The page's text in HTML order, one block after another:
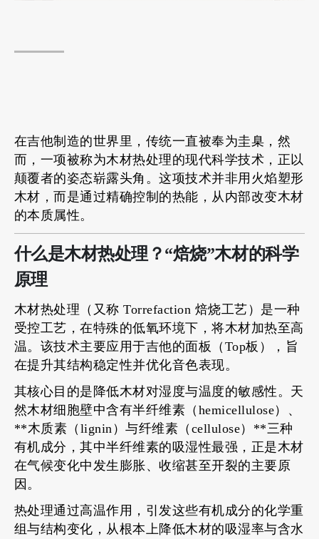
在吉他制造的世界里，传统一直被奉为圭臬，然
而，一项被称为木材热处理的现代科学技术，正以
颠覆者的姿态崭露头角。这项技术并非用火焰塑形
木材，而是通过精确控制的热能，从内部改变木材
的本质属性。
什么是木材热处理？“焙烧”木材的科学
原理
木材热处理（又称 Torrefaction 焙烧工艺）是一种
受控工艺，在特殊的低氧环境下，将木材加热至高
温。该技术主要应用于吉他的面板（Top板），旨
在提升其结构稳定性并优化音色表现。
其核心目的是降低木材对湿度与温度的敏感性。天
然木材细胞壁中含有半纤维素（hemicellulose）、
**木质素（lignin）与纤维素（cellulose）**三种
有机成分，其中半纤维素的吸湿性最强，正是木材
在气候变化中发生膨胀、收缩甚至开裂的主要原
因。
热处理通过高温作用，引发这些有机成分的化学重
组与结构变化，从根本上降低木材的吸湿率与含水